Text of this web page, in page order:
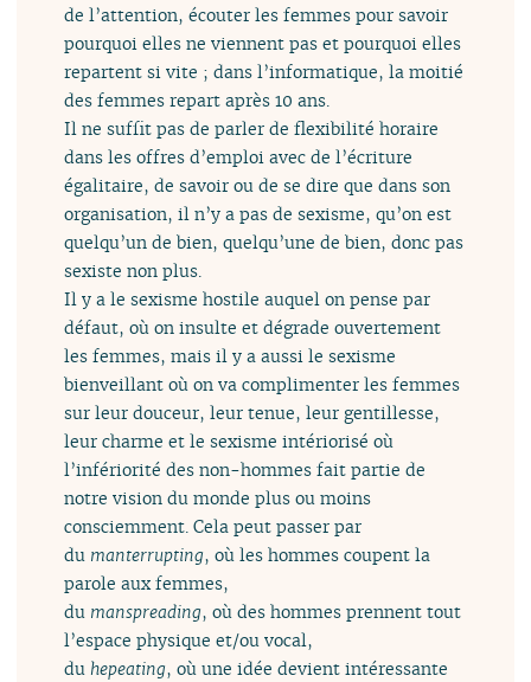
de l’attention, écouter les femmes pour savoir
pourquoi elles ne viennent pas et pourquoi elles
repartent si vite ; dans l’informatique, la moitié
des femmes repart après 10 ans.
Il ne suffit pas de parler de flexibilité horaire
dans les offres d’emploi avec de l’écriture
égalitaire, de savoir ou de se dire que dans son
organisation, il n’y a pas de sexisme, qu’on est
quelqu’un de bien, quelqu’une de bien, donc pas
sexiste non plus.
Il y a le sexisme hostile auquel on pense par
défaut, où on insulte et dégrade ouvertement
les femmes, mais il y a aussi le sexisme
bienveillant où on va complimenter les femmes
sur leur douceur, leur tenue, leur gentillesse,
leur charme et le sexisme intériorisé où
l’infériorité des non-hommes fait partie de
notre vision du monde plus ou moins
consciemment. Cela peut passer par
du manterrupting, où les hommes coupent la
parole aux femmes,
du manspreading, où des hommes prennent tout
l’espace physique et/ou vocal,
duhepeating, où une idée devient intéressante